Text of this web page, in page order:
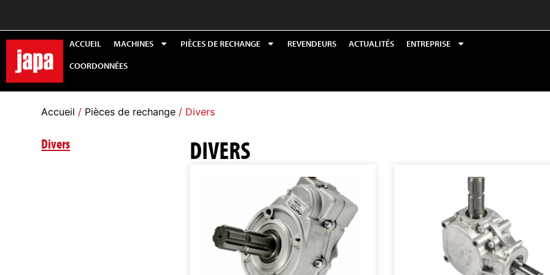
ACCUEIL MACHINES PIÈCES DE RECHANGE REVENDEURS ACTUALITÉS
ENTREPRISE
COORDONNÉES
Accueil / Pièces de rechange / Divers
Divers DIVERS